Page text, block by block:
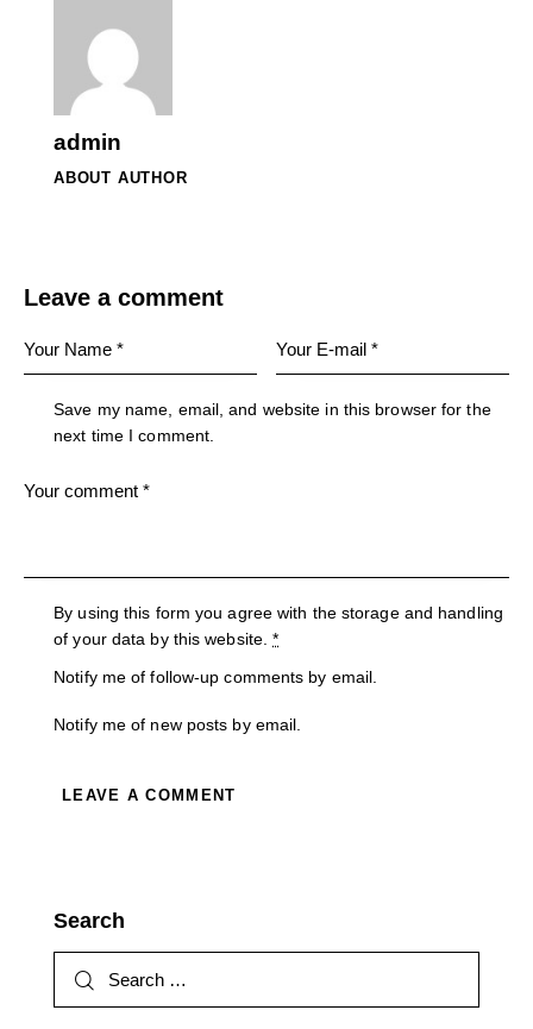
admin
ABOUT AUTHOR
Leave a comment
Save my name, email, and website in this browser for the
next time I comment.
By using this form you agree with the storage and handling
of your data by this website.*
Notify me of follow-up comments by email.
Notify me of new posts by email.
Search